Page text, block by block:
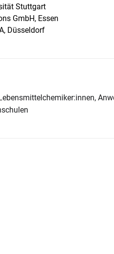
Stuttgart
GmbH, Essen
Düsseldorf